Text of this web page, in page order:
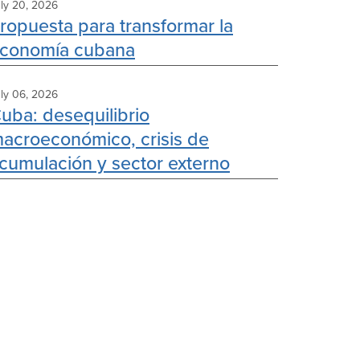
20, 2026
para transformar la
cubana
06, 2026
desequilibrio
crisis de
y sector externo